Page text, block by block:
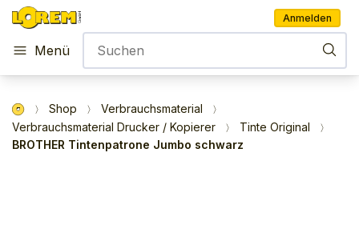
Anmelden
Menü
Shop
Verbrauchsmaterial
Verbrauchsmaterial Drucker / Kopierer
Tinte Original
BROTHER Tintenpatrone Jumbo schwarz